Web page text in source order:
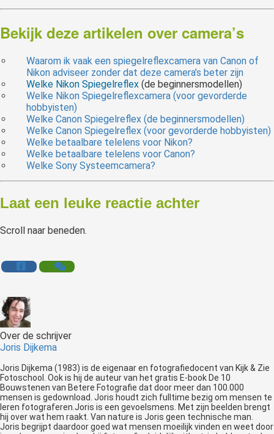
Bekijk deze artikelen over camera’s
Waarom ik vaak een spiegelreflexcamera van Canon of
Nikon adviseer zonder dat deze camera’s beter zijn
Welke Nikon Spiegelreflex (de beginnersmodellen)
Welke Nikon Spiegelreflexcamera (voor gevorderde
hobbyisten)
Welke Canon Spiegelreflex (de beginnersmodellen)
Welke Canon Spiegelreflex (voor gevorderde hobbyisten)
Welke betaalbare telelens voor Nikon?
Welke betaalbare telelens voor Canon?
Welke Sony Systeemcamera?
Laat een leuke reactie achter
Scroll naar beneden.
Over de schrijver
Joris Dijkema
Joris Dijkema (1983) is de eigenaar en fotografiedocent van Kijk & Zie
Fotoschool. Ook is hij de auteur van het gratis E-book De 10
Bouwstenen van Betere Fotografie dat door meer dan 100.000
mensen is gedownload. Joris houdt zich fulltime bezig om mensen te
leren fotograferen.Joris is een gevoelsmens. Met zijn beelden brengt
hij over wat hem raakt. Van nature is Joris geen technische man.
Joris begrijpt daardoor goed wat mensen moeilijk vinden en weet door